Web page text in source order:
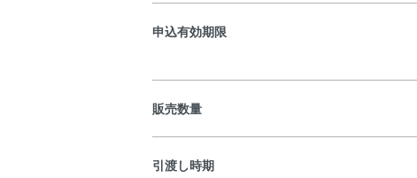
申込有効期限
販売数量
引渡し時期